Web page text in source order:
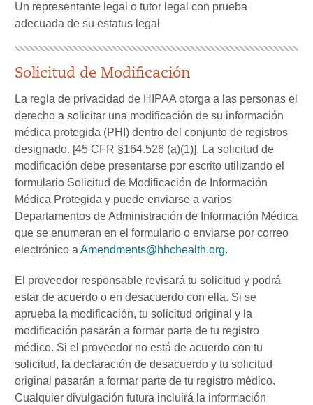
Un representante legal o tutor legal con prueba
adecuada de su estatus legal
Solicitud de Modificación
La regla de privacidad de HIPAA otorga a las personas el
derecho a solicitar una modificación de su información
médica protegida (PHI) dentro del conjunto de registros
designado. [45 CFR §164.526 (a)(1)]. La solicitud de
modificación debe presentarse por escrito utilizando el
formulario Solicitud de Modificación de Información
Médica Protegida y puede enviarse a varios
Departamentos de Administración de Información Médica
que se enumeran en el formulario o enviarse por correo
electrónico a Amendments@hhchealth.org.
El proveedor responsable revisará tu solicitud y podrá
estar de acuerdo o en desacuerdo con ella. Si se
aprueba la modificación, tu solicitud original y la
modificación pasarán a formar parte de tu registro
médico. Si el proveedor no está de acuerdo con tu
solicitud, la declaración de desacuerdo y tu solicitud
original pasarán a formar parte de tu registro médico.
Cualquier divulgación futura incluirá la información